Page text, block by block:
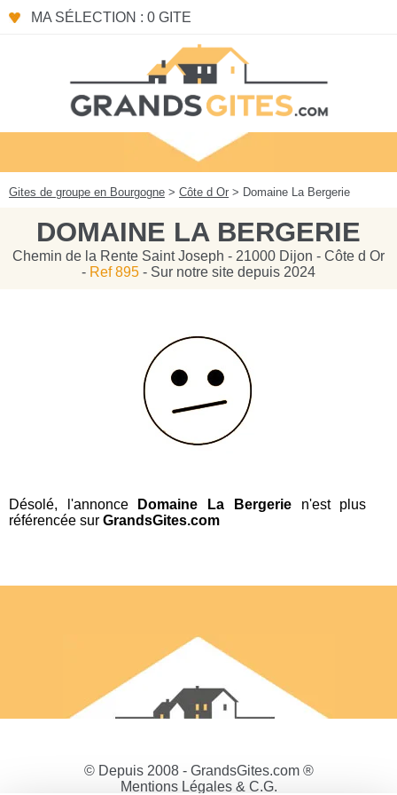
MA SÉLECTION : 0 GITE
Gites de groupe en Bourgogne > Côte d Or > Domaine La Bergerie
DOMAINE LA BERGERIE
Chemin de la Rente Saint Joseph - 21000 Dijon - Côte d Or
- Ref 895 - Sur notre site depuis 2024
Désolé, l'annonce Domaine La Bergerien'est plus
référencée sur GrandsGites.com
© Depuis 2008 - GrandsGites.com ®
Mentions Légales & C.G.
Panneau de gestion des cookies